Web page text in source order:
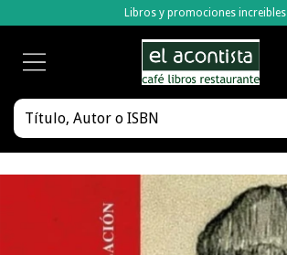
Libros y promociones increibles